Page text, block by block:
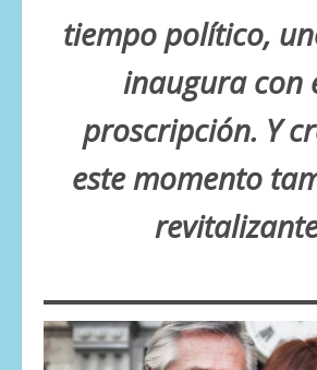
tiempo político,
inaugura con
proscripción. Y
este momento